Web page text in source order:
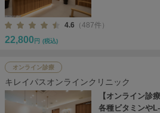
4.6 （487件）
22,800 円 (税込)
オンライン診療
キレイパスオンラインクリニック
【オンライン診
各種ビタミンや